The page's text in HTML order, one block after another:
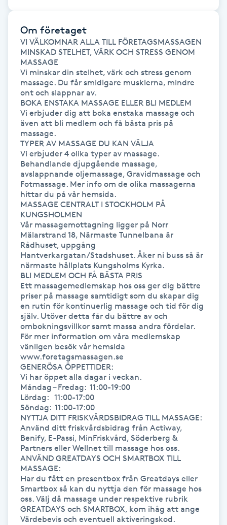
Naglar borttagning
Naglar reparation
Naprapati
Navelpiercing
NBE-massage
Ny frisyr
Olaplex
Olaplexbehandling
Ombre
Ombre brows
Ombre naglar
Optiker
Ortobionomi
Ortopedi
Osteopati
Paraffinbehandling
Pedikyr
Pensionärklippning
Om företaget
VI VÄLKOMNAR ALLA TILL FÖRETAGSMASSAGEN
MINSKAD STELHET, VÄRK OCH STRESS GENOM
MASSAGE
Vi minskar din stelhet, värk och stress genom
massage. Du får smidigare musklerna, mindre
ont och slappnar av.
BOKA ENSTAKA MASSAGE ELLER BLI MEDLEM
Vi erbjuder dig att boka enstaka massage och
även att bli medlem och få bästa pris på
massage.
TYPER AV MASSAGE DU KAN VÄLJA
Vi erbjuder 4 olika typer av massage.
Behandlande djupgående massage,
avslappnande oljemassage, Gravidmassage och
Fotmassage. Mer info om de olika massagerna
hittar du på vår hemsida.
MASSAGE CENTRALT I STOCKHOLM PÅ
KUNGSHOLMEN
Vår massagemottagning ligger på Norr
Mälarstrand 18, Närmaste Tunnelbana är
Rådhuset, uppgång
Hantverkargatan/Stadshuset. Åker ni buss så är
närmaste hållplats Kungsholms Kyrka.
BLI MEDLEM OCH FÅ BÄSTA PRIS
Ett massagemedlemskap hos oss ger dig bättre
priser på massage samtidigt som du skapar dig
en rutin för kontinuerlig massage och tid för dig
själv. Utöver detta får du bättre av och
ombokningsvillkor samt massa andra fördelar.
För mer information om våra medlemskap
vänligen besök vår hemsida
www.foretagsmassagen.se
GENERÖSA ÖPPETTIDER:
Vi har öppet alla dagar i veckan.
Måndag – Fredag:  11:00-19:00
Lördag:   11:00-17:00
Söndag:  11:00-17:00
NYTTJA DITT FRISKVÅRDSBIDRAG TILL MASSAGE:
Använd ditt friskvårdsbidrag från Actiway,
Benify, E-Passi, MinFriskvård, Söderberg &
Partners eller Wellnet till massage hos oss.
ANVÄND GREATDAYS OCH SMARTBOX TILL
MASSAGE:
Har du fått en presentbox från Greatdays eller
Smartbox så kan du nyttja den för massage hos
oss. Välj då massage under respektive rubrik
GREATDAYS och SMARTBOX, kom ihåg att ange
Värdebevis och eventuell aktiveringskod.